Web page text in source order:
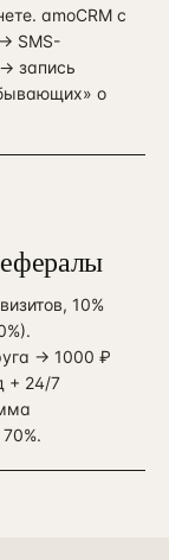
amoCRM с
SMS-
запись
о
10%
→ 1000 ₽
+ 24/7